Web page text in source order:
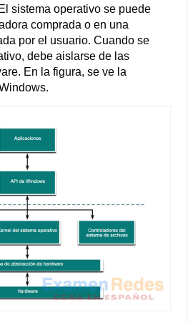
sistema operativo se puede
comprada o en una
por el usuario. Cuando se
debe aislarse de las
En la figura, se ve la